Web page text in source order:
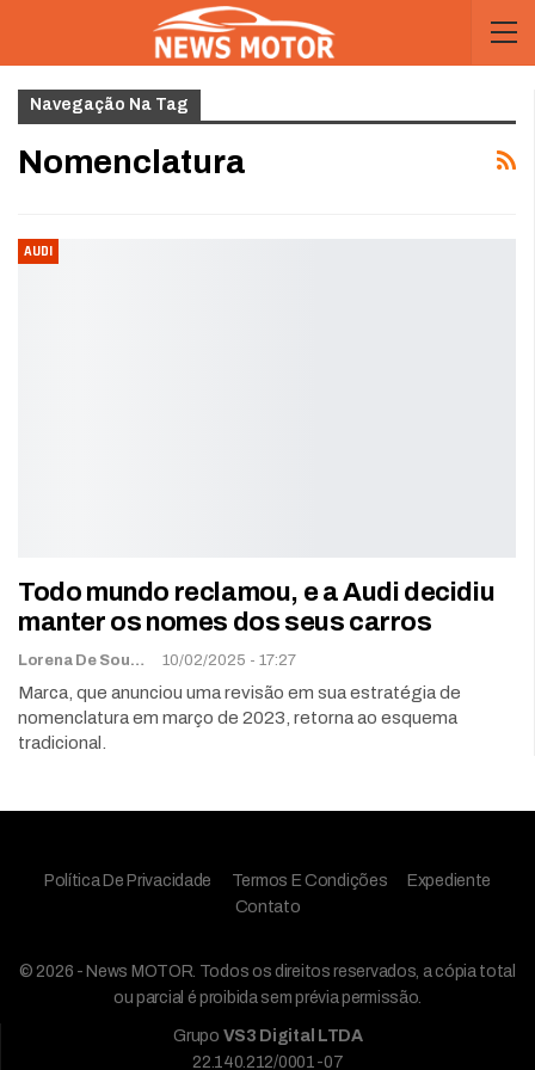
Navegação Na Tag
Nomenclatura
AUDI
Todo mundo reclamou, e a Audi decidiu
manter os nomes dos seus carros
Lorena De Sousa 10/02/2025 - 17:27
Marca, que anunciou uma revisão em sua estratégia de
nomenclatura em março de 2023, retorna ao esquema
tradicional.
Política De Privacidade Termos E Condições
Expediente
Contato
© 2026 - News MOTOR. Todos os direitos reservados, a cópia total
ou parcial é proibida sem prévia permissão.
Grupo VS3 Digital LTDA
22.140.212/0001-07